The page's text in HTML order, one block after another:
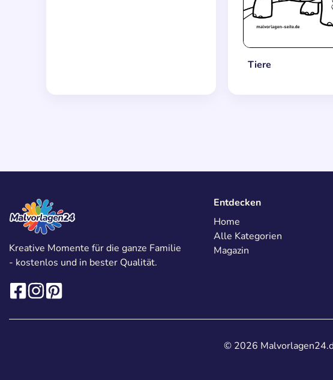
Tiere
Kreative Momente für die ganze Familie
- kostenlos und in bester Qualität.
Entdecken
Home
Alle Kategorien
Magazin
© 2026